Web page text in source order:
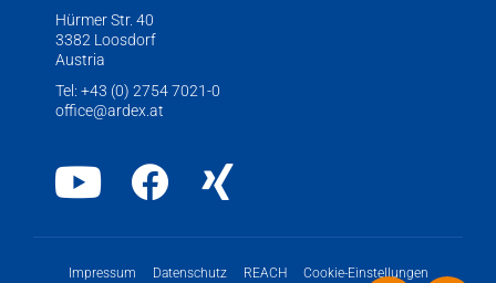
Hürmer Str. 40
3382 Loosdorf
Austria
Tel: +43 (0) 2754 7021-0
office@ardex.at
YoutubeFacebook
Impressum Datenschutz REACH Cookie-Einstellungen